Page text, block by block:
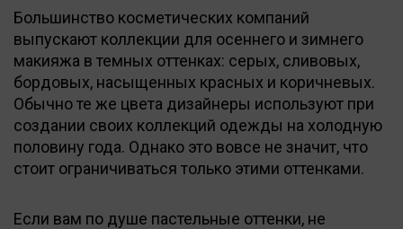
Большинство косметических компаний
выпускают коллекции для осеннего и зимнего
макияжа в темных оттенках: серых, сливовых,
бордовых, насыщенных красных и коричневых.
Обычно те же цвета дизайнеры используют при
создании своих коллекций одежды на холодную
половину года. Однако это вовсе не значит, что
стоит ограничиваться только этими оттенками.
Если вам по душе пастельные оттенки, не